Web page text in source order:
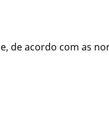
de acordo com as